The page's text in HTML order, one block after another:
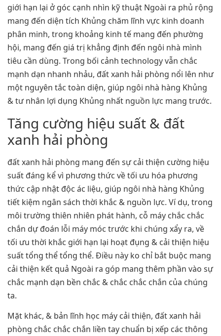
giới hạn lại ở góc cạnh nhìn kỹ thuật Ngoài ra phủ rộng
mang đến diện tích Khủng chăm lĩnh vực kinh doanh
phân minh, trong khoảng kinh tế mang đến phường
hội, mang đến giá trị khẳng định đến ngôi nhà mình
tiêu cần dùng. Trong bối cảnh technology vẫn chắc
mạnh dạn nhanh nhảu, đất xanh hải phòng nổi lên như
một nguyên tắc toàn diện, giúp ngôi nhà hàng Khủng
& tư nhân lợi dụng Khủng nhất nguồn lực mang trước.
Tăng cường hiệu suất & đất
xanh hải phòng
đất xanh hải phòng mang đến sự cải thiện cường hiệu
suất đáng kể vì phương thức về tối ưu hóa phương
thức cập nhật độc ác liệu, giúp ngôi nhà hàng Khủng
tiết kiệm ngân sách thời khắc & nguồn lực. Ví dụ, trong
môi trường thiên nhiên phát hành, cỗ máy chắc chắc
chắn dự đoán lỗi máy móc trước khi chúng xẩy ra, về
tối ưu thời khắc giới hạn lại hoạt đụng & cải thiện hiệu
suất tổng thể tổng thể. Điều này ko chỉ bắt buộc mang
cải thiện kết quả Ngoài ra góp mang thêm phần vào sự
chắc mạnh dạn bền chắc & chắc chắc chắn của chúng
ta.
Mặt khác, & bản lĩnh học máy cải thiện, đất xanh hải
phòng chắc chắc chắn liền tay chuẩn bị xếp các thông